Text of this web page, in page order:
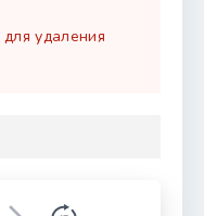
для удаления